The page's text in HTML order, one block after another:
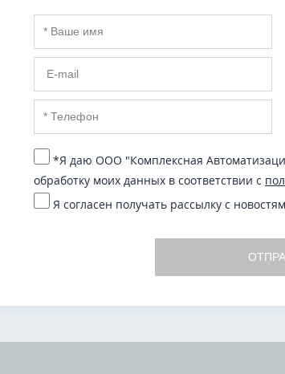
*Я даю ООО "Комплексная
обработку моих данных в соответствии с
Я согласен получать рассылку с